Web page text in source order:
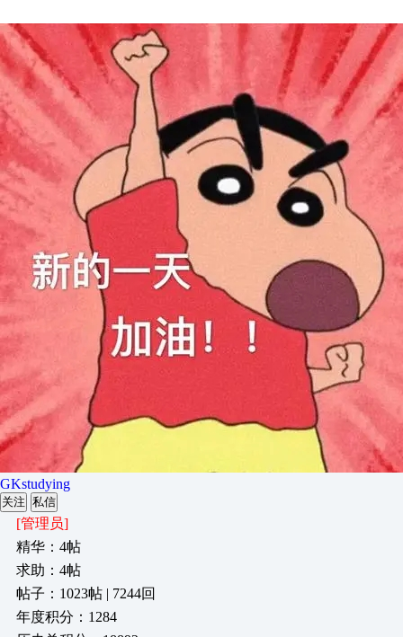
GKstudying
关注 私信
[管理员]
精华：4帖
求助：4帖
帖子：1023帖 | 7244回
年度积分：1284